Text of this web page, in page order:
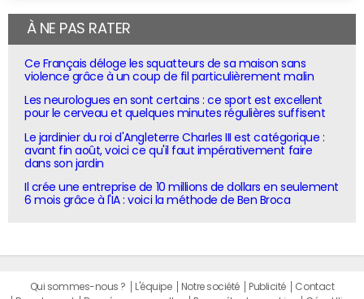
À NE PAS RATER
Ce Français déloge les squatteurs de sa maison sans
violence grâce à un coup de fil particulièrement malin
Les neurologues en sont certains : ce sport est excellent
pour le cerveau et quelques minutes régulières suffisent
Le jardinier du roi d'Angleterre Charles III est catégorique :
avant fin août, voici ce qu'il faut impérativement faire
dans son jardin
Il crée une entreprise de 10 millions de dollars en seulement
6 mois grâce à l'IA : voici la méthode de Ben Broca
Qui sommes-nous ? L'équipe Notre société Publicité
Contact